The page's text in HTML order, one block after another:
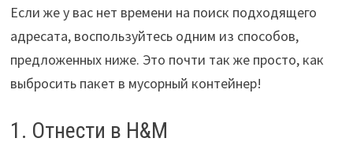
Если же у вас нет времени на поиск подходящего
адресата, воспользуйтесь одним из способов,
предложенных ниже. Это почти так же просто, как
выбросить пакет в мусорный контейнер!
1. Отнести в H&M